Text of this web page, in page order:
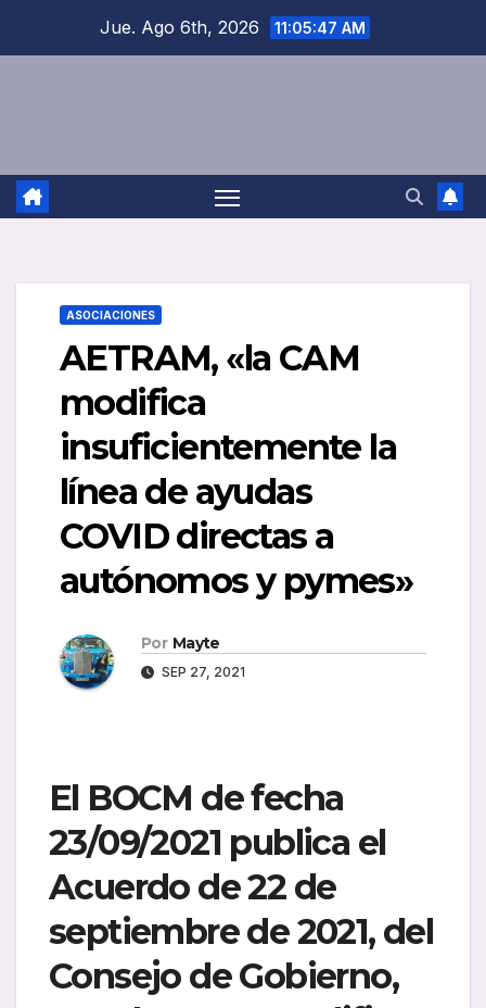
Jue. Ago 6th, 2026 11:05:47 AM
ASOCIACIONES
AETRAM, «la CAM
modifica
insuficientemente la
línea de ayudas
COVID directas a
autónomos y pymes»
Por Mayte
SEP 27, 2021
El BOCM de fecha
23/09/2021 publica el
Acuerdo de 22 de
septiembre de 2021, del
Consejo de Gobierno,